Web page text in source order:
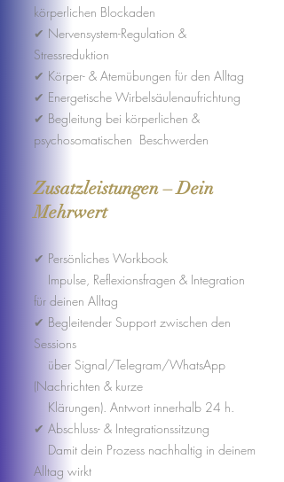
körperlichen Blockaden
✔ Nervensystem-Regulation &
Stressreduktion
✔ Körper- & Atemübungen für den Alltag
✔ Energetische Wirbelsäulenaufrichtung
✔ Begleitung bei körperlichen &
psychosomatischen Beschwerden
Zusatzleistungen – Dein
Mehrwert
✔ Persönliches Workbook
Impulse, Reflexionsfragen & Integration
für deinen Alltag
✔ Begleitender Support zwischen den
Sessions
über Signal/Telegram/WhatsApp
(Nachrichten & kurze
Klärungen). Antwort innerhalb 24 h.
✔ Abschluss- & Integrationssitzung
Damit dein Prozess nachhaltig in deinem
Alltag wirkt